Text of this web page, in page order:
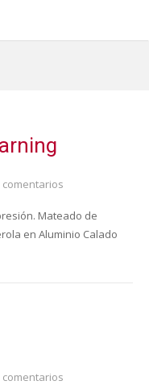
comentarios
Mateado de
en Aluminio Calado
comentarios